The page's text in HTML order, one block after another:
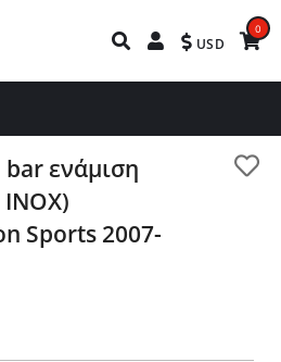
USD
0
ενάμιση
Sports 2007-